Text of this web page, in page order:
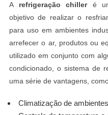
A refrigeração chilleré
objetivo de realizar o
para uso em ambientes
arrefecer o ar, produtos ou
utilizado em conjunto com
condicionado, o sistema de
uma série de vantagens,
Climatização de ambientes